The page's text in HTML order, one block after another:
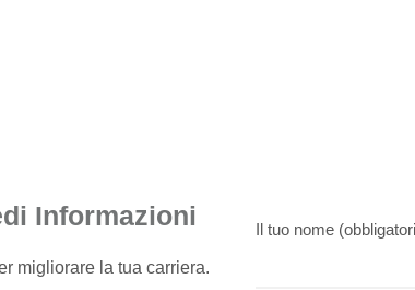
Informazioni
migliorare la tua carriera.
Il tuo nome